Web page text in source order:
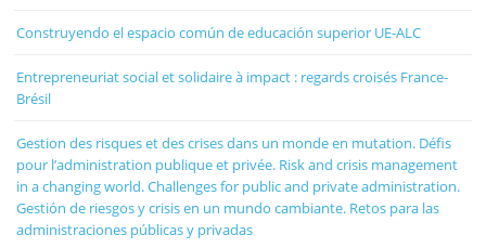
Construyendo el espacio común de educación superior UE-ALC
Entrepreneuriat social et solidaire à impact : regards croisés France-
Brésil
Gestion des risques et des crises dans un monde en mutation. Défis
pour l’administration publique et privée. Risk and crisis management
in a changing world. Challenges for public and private administration.
Gestión de riesgos y crisis en un mundo cambiante. Retos para las
administraciones públicas y privadas